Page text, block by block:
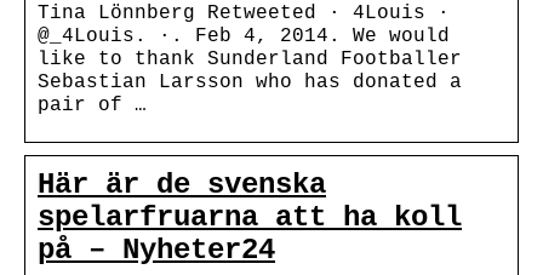
Tina Lönnberg Retweeted · 4Louis ·
@_4Louis. ·. Feb 4, 2014. We would
like to thank Sunderland Footballer
Sebastian Larsson who has donated a
pair of …
Här är de svenska
spelarfruarna att ha koll
på – Nyheter24